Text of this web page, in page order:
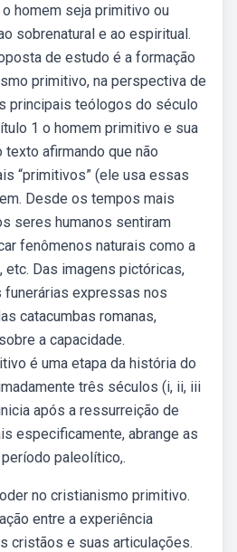
homem seja primitivo ou
sobrenatural e ao espiritual.
de estudo é a formação
primitivo, na perspectiva de
principais teólogos do século
1 o homem primitivo e sua
afirmando que não
“primitivos” (ele usa essas
Desde os tempos mais
seres humanos sentiram
fenômenos naturais como a
etc. Das imagens pictóricas,
expressas nos
catacumbas romanas,
a capacidade.
é uma etapa da história do
três séculos (i, ii, iii
após a ressurreição de
especificamente, abrange as
paleolítico,.
no cristianismo primitivo.
entre a experiência
cristãos e suas articulações.